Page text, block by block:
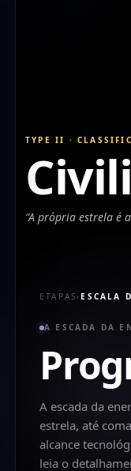
TYPE II ·
“A própria estrela é
ETAPAS ›ESCALA
A ESCADA DA
A escada da
estrela, até
alcance
leia o